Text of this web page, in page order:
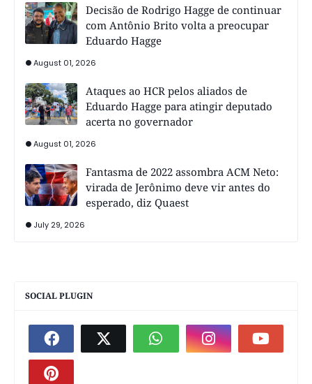
Decisão de Rodrigo Hagge de continuar
com Antônio Brito volta a preocupar
Eduardo Hagge
August 01, 2026
Ataques ao HCR pelos aliados de
Eduardo Hagge para atingir deputado
acerta no governador
August 01, 2026
Fantasma de 2022 assombra ACM Neto:
virada de Jerônimo deve vir antes do
esperado, diz Quaest
July 29, 2026
SOCIAL PLUGIN